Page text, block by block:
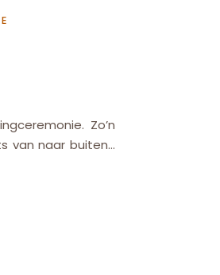
Zo’n
van naar buiten…